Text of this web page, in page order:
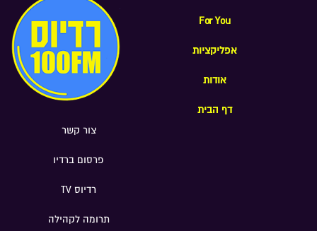
For You
אפליקציות
אודות
דף הבית
צור קשר
פרסום ברדיו
רדיוס TV
תרומה לקהילה